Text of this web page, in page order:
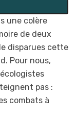
une colère
de deux
disparues cette
Pour nous,
pas :
combats à